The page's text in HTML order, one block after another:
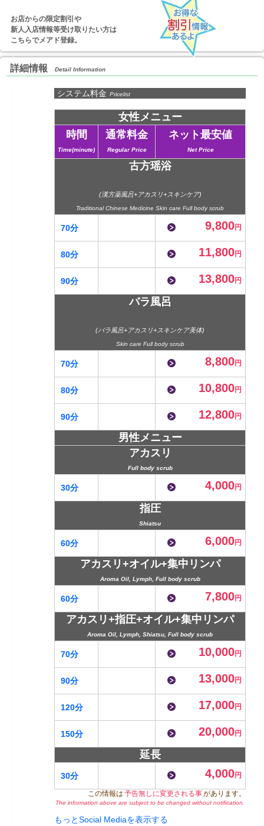
お店からの限定割引や
新人入店情報等受け取りたい方は
こちらでメアド登録。
詳細情報 Detail Information
システム料金 Pricelist
女性メニュー
時間
Time(minute)
通常料金
Regular Price
ネット最安値
Net Price
古方瑶浴
(漢方薬風呂+アカスリ+スキンケア)
Traditional Chinese Medicine Skin care Full body scrub
70分 9,800円
80分 11,800円
90分 13,800円
バラ風呂
(バラ風呂+アカスリ+スキンケア美体)
Skin care Full body scrub
70分 8,800円
80分 10,800円
90分 12,800円
男性メニュー
アカスリ
Full body scrub
30分 4,000円
指圧
Shiatsu
60分 6,000円
アカスリ+オイル+集中リンパ
Aroma Oil, Lymph, Full body scrub
60分 7,800円
アカスリ+指圧+オイル+集中リンパ
Aroma Oil, Lymph, Shiatsu, Full body scrub
70分 10,000円
90分 13,000円
120分 17,000円
150分 20,000円
延長
30分 4,000円
この情報は 予告無しに変更される事があります。
The information above are subject to be changed without notification.
もっとSocial Mediaを表示する